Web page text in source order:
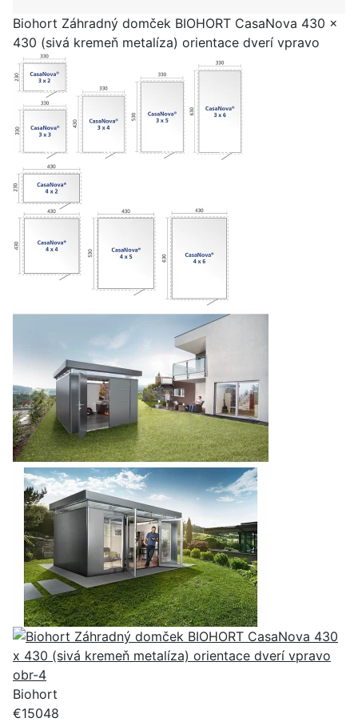
Biohort Záhradný domček BIOHORT CasaNova 430 x
430 (sivá kremeň metalíza) orientace dverí vpravo
Biohort
€15048